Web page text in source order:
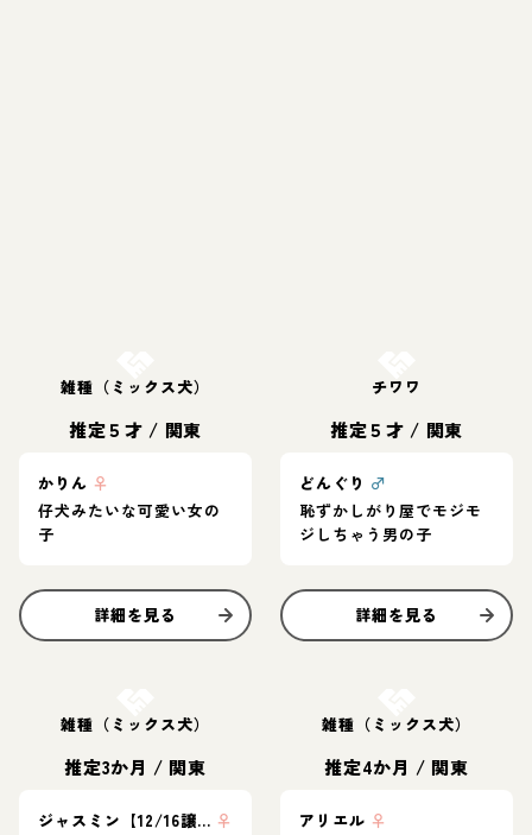
雑種（ミックス犬）
推定５才 / 関東
かりん ♀
仔犬みたいな可愛い女の
子
詳細を見る
チワワ
推定５才 / 関東
どんぐり ♂
恥ずかしがり屋でモジモ
ジしちゃう男の子
詳細を見る
雑種（ミックス犬）
推定3か月 / 関東
ジャスミン【12/16譲渡会】 ♀
雑種（ミックス犬）
推定4か月 / 関東
アリエル ♀